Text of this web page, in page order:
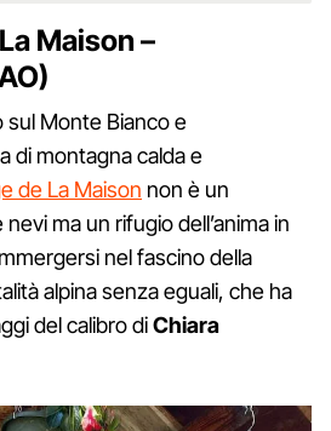
Maison –
Monte Bianco e
di montagna calda e
de La Maison non è un
ma un rifugio dell’anima in
nel fascino della
alpina senza eguali, che ha
del calibro diChiara